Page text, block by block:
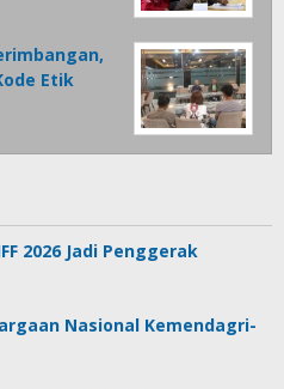
Etik
2026 Jadi Penggerak
Nasional Kemendagri-